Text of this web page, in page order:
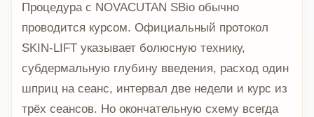
Процедура с NOVACUTAN SBio обычно
проводится курсом. Официальный протокол
SKIN-LIFT указывает болюсную технику,
субдермальную глубину введения, расход один
шприц на сеанс, интервал две недели и курс из
трёх сеансов. Но окончательную схему всегда